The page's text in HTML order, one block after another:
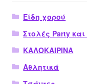
Είδη χορού
Στολές Party
ΚΑΛΟΚΑΙΡΙΝΑ
Αθλητικά